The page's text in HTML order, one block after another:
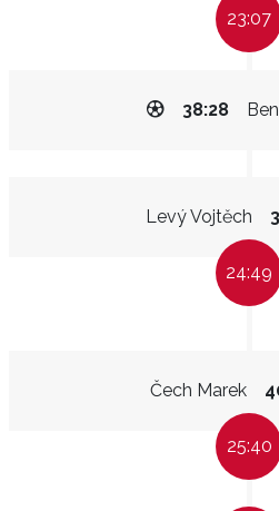
23:07
38:28
Levý Vojtěch
24:49
Čech Marek
25:40